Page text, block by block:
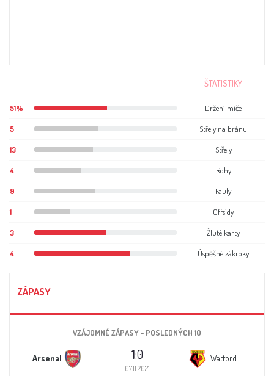
ŠTATISTIKY
51% Držení míče
5 Střely na bránu
13 Střely
4 Rohy
9 Fauly
1 Offsidy
3 Žluté karty
4 Úspěšné zákroky
ZÁPASY
VZÁJOMNÉ ZÁPASY - POSLEDNÝCH 10
Arsenal 1:0
07.11.2021
Watford